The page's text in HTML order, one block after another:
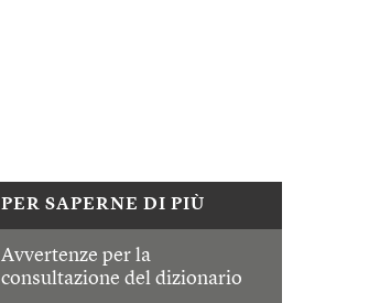
PER SAPERNE DI PIÙ
Avvertenze per la
consultazione del dizionario